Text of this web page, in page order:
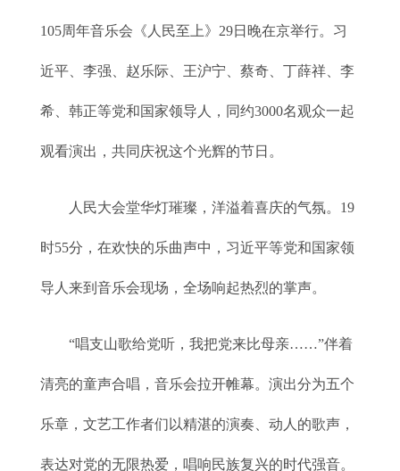
105周年音乐会《人民至上》29日晚在京举行。习
近平、李强、赵乐际、王沪宁、蔡奇、丁薛祥、李
希、韩正等党和国家领导人，同约3000名观众一起
观看演出，共同庆祝这个光辉的节日。
人民大会堂华灯璀璨，洋溢着喜庆的气氛。19
时55分，在欢快的乐曲声中，习近平等党和国家领
导人来到音乐会现场，全场响起热烈的掌声。
“唱支山歌给党听，我把党来比母亲……”伴着
清亮的童声合唱，音乐会拉开帷幕。演出分为五个
乐章，文艺工作者们以精湛的演奏、动人的歌声，
表达对党的无限热爱，唱响民族复兴的时代强音。